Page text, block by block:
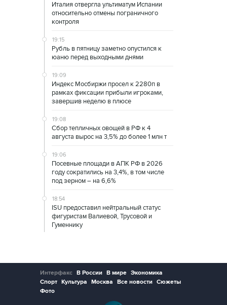
Италия отвергла ультиматум Испании
относительно отмены пограничного
контроля
19:15
Рубль в пятницу заметно опустился к
юаню перед выходными днями
19:09
Индекс Мосбиржи просел к 2280п в
рамках фиксации прибыли игроками,
завершив неделю в плюсе
19:08
Сбор тепличных овощей в РФ к 4
августа вырос на 3,5% до более 1 млн т
19:06
Посевные площади в АПК РФ в 2026
году сократились на 3,4%, в том числе
под зерном – на 6,6%
18:54
ISU предоставил нейтральный статус
фигуристам Валиевой, Трусовой и
Гуменнику
Интерфакс В России В мире Экономика
Спорт Культура Москва Все новости Сюжеты
Фото